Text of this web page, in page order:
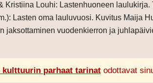
Kristiina Louhi: Lastenhuoneen laulukirja.
Lasten oma lauluvuosi. Kuvitus Maija
jaksottaminen vuodenkierron ja
kulttuurin parhaat tarinatodottavat